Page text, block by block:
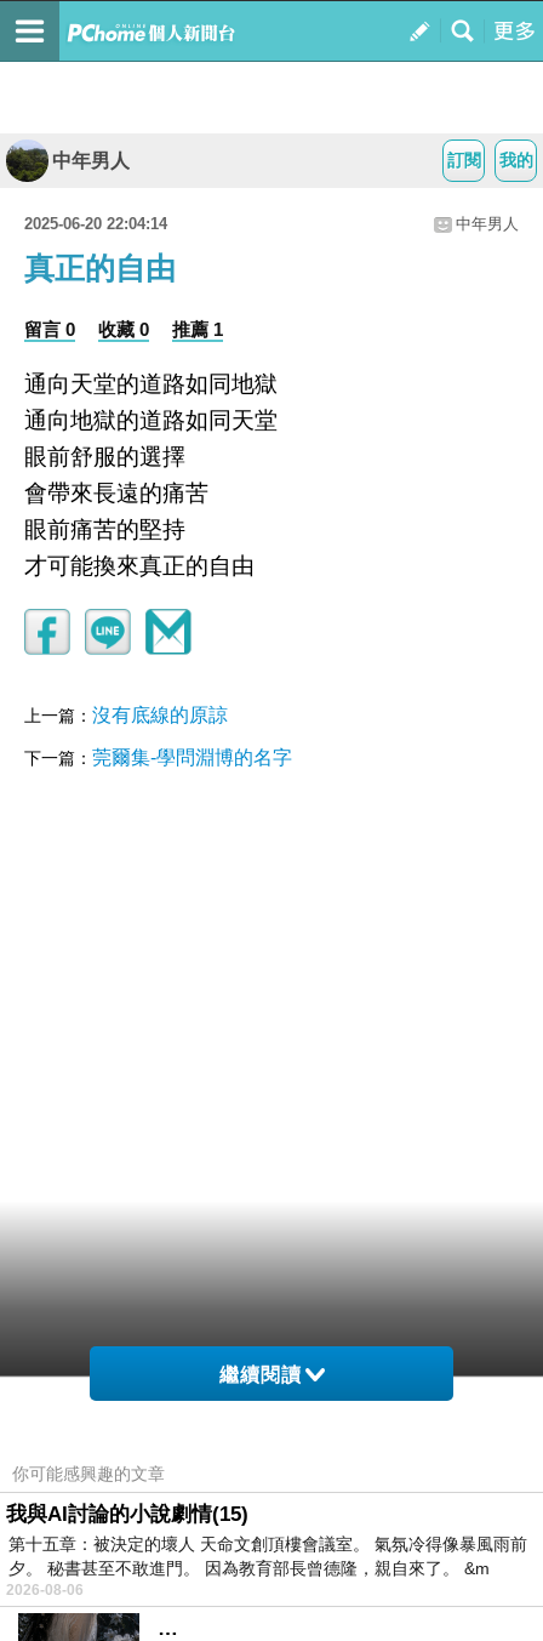
我的
訂閱
中年男人
2025-06-20 22:04:14 中年男人
真正的自由
留言 0 收藏 0 推薦 1
通向天堂的道路如同地獄
通向地獄的道路如同天堂
眼前舒服的選擇
會帶來長遠的痛苦
眼前痛苦的堅持
才可能換來真正的自由
上一篇： 沒有底線的原諒
下一篇： 莞爾集-學問淵博的名字
繼續閱讀
你可能感興趣的文章
我與AI討論的小說劇情(15)
第十五章：被決定的壞人 天命文創頂樓會議室。 氣氛冷得像暴風雨前
夕。 秘書甚至不敢進門。 因為教育部長曾德隆，親自來了。 &m
2026-08-06
…